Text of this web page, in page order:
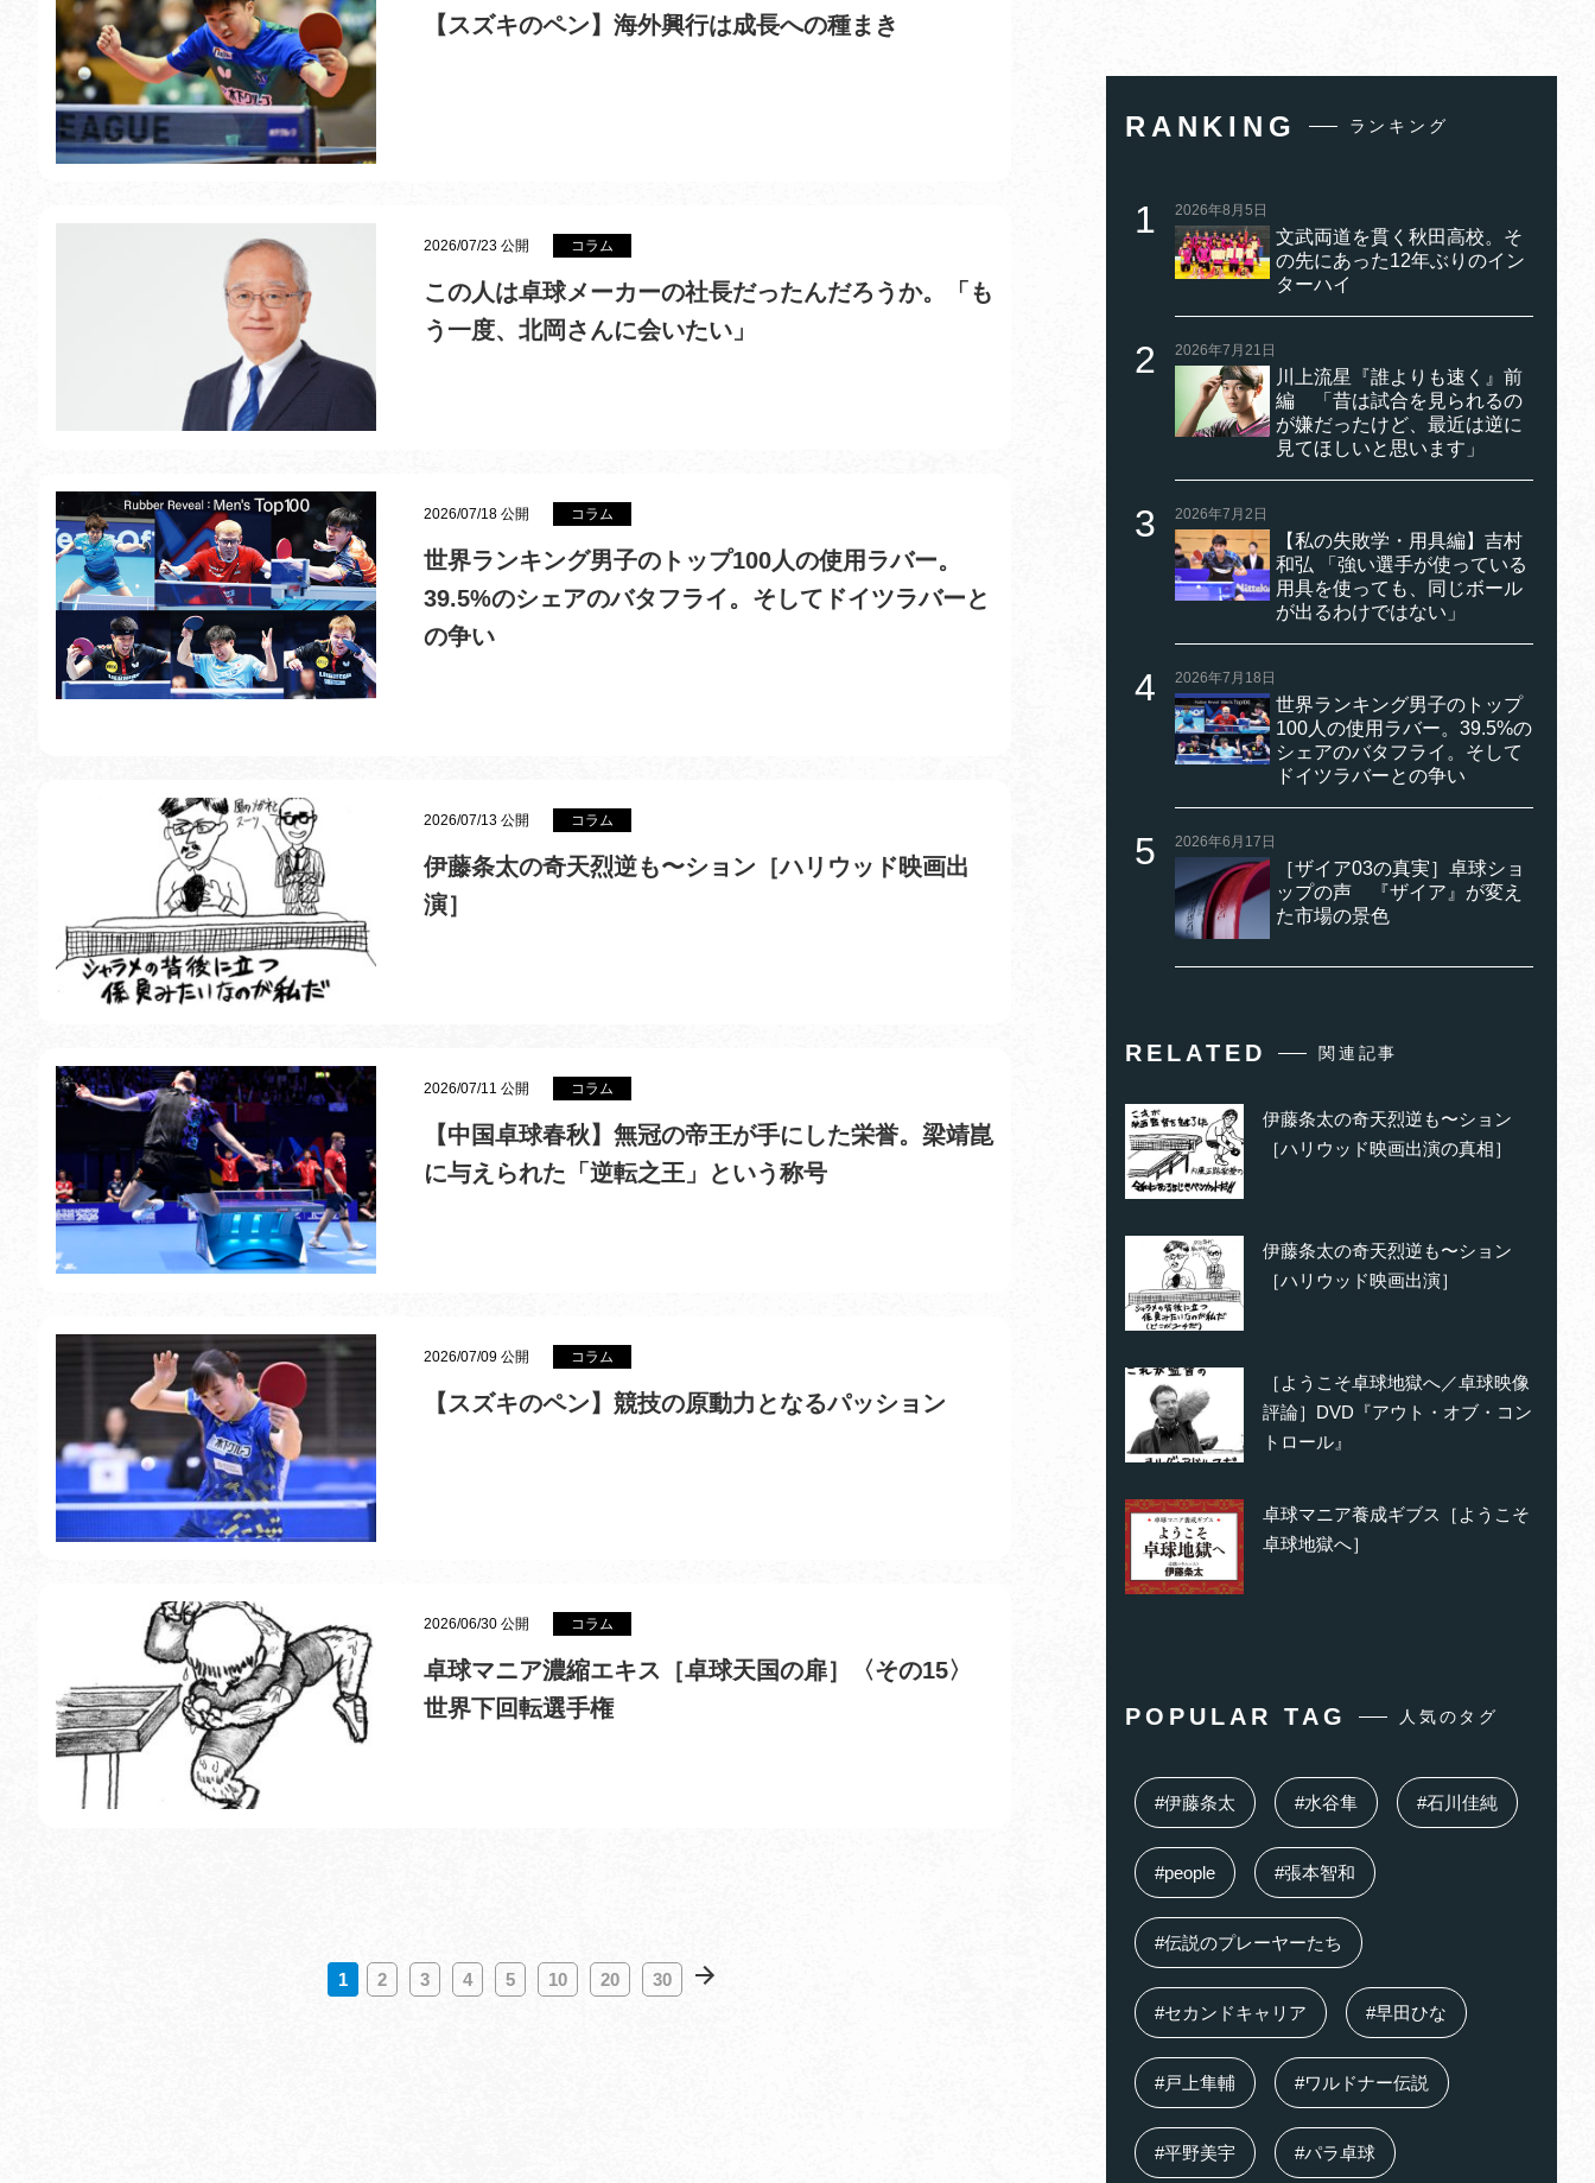
【スズキのペン】 海外興行は成長への種まき
2026/07/23 公開 コラム
この人は卓球メーカーの社長だったんだろうか。「も
う一度、北岡さんに会いたい」
2026/07/18 公開 コラム
世界ランキング男子のトップ100人の使用ラバー。
39.5%のシェアのバタフライ。そしてドイツラバーと
の争い
2026/07/13 公開 コラム
伊藤条太の奇天烈逆も〜ション［ハリウッド映画出
演］
2026/07/11 公開 コラム
【中国卓球春秋】無冠の帝王が手にした栄誉。梁靖崑
に与えられた「逆転之王」という称号
2026/07/09 公開 コラム
【スズキのペン】競技の原動力となるパッション
2026/06/30 公開 コラム
卓球マニア濃縮エキス［卓球天国の扉］〈その15〉
世界下回転選手権
1 2 3 4 5 10 20 30
RANKING ランキング
2026年8月5日
文武両道を貫く秋田高校。そ
の先にあった12年ぶりのイン
ターハイ
2026年7月21日
川上流星『誰よりも速く』前
編 「昔は試合を見られるの
が嫌だったけど、最近は逆に
見てほしいと思います」
2026年7月2日
【私の失敗学・用具編】吉村
和弘 「強い選手が使っている
用具を使っても、同じボール
が出るわけではない」
2026年7月18日
世界ランキング男子のトップ
100人の使用ラバー。39.5%の
シェアのバタフライ。そして
ドイツラバーとの争い
2026年6月17日
［ザイア03の真実］卓球ショ
ップの声 『ザイア』が変え
た市場の景色
RELATED 関連記事
伊藤条太の奇天烈逆も〜ション
［ハリウッド映画出演の真相］
伊藤条太の奇天烈逆も〜ション
［ハリウッド映画出演］
［ようこそ卓球地獄へ／卓球映像
評論］DVD『アウト・オブ・コン
トロール』
卓球マニア養成ギブス［ようこそ
卓球地獄へ］
POPULAR TAG 人気のタグ
#伊藤条太 #水谷隼 #石川佳純
#people #張本智和
#伝説のプレーヤーたち
#セカンドキャリア #早田ひな
#戸上隼輔 #ワルドナー伝説
#平野美宇 #パラ卓球